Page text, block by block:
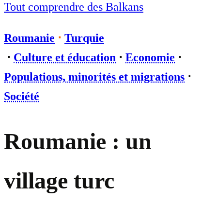
Tout comprendre des Balkans
Roumanie ⋅ Turquie
⋅ Culture et éducation ⋅ Economie ⋅
Populations, minorités et migrations ⋅
Société
Roumanie : un
village turc